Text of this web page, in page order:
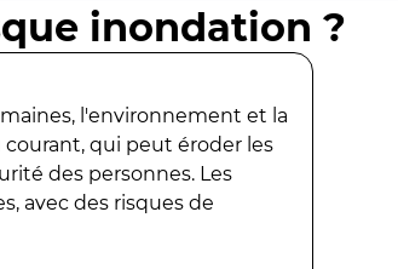
inondation ?
l'environnement et la
qui peut éroder les
des personnes. Les
avec des risques de